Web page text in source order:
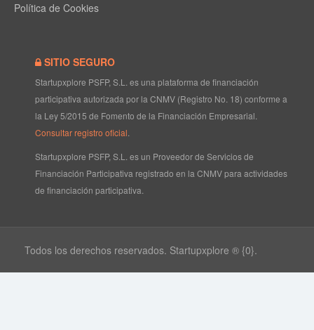
Política de Cookies
SITIO SEGURO
Startupxplore PSFP, S.L. es una plataforma de financiación
participativa autorizada por la CNMV (Registro No. 18) conforme a
la Ley 5/2015 de Fomento de la Financiación Empresarial.
Consultar registro oficial
Startupxplore PSFP, S.L. es un Proveedor de Servicios de
Financiación Participativa registrado en la CNMV para actividades
de financiación participativa.
Todos los derechos reservados. Startupxplore ® {0}.